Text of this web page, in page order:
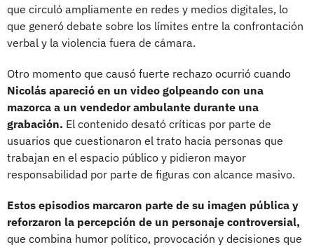
que circuló ampliamente en redes y medios digitales, lo
que generó debate sobre los límites entre la confrontación
verbal y la violencia fuera de cámara.
Otro momento que causó fuerte rechazo ocurrió cuando
Nicolás apareció en un video golpeando con una
mazorca a un vendedor ambulante durante una
grabación. El contenido desató críticas por parte de
usuarios que cuestionaron el trato hacia personas que
trabajan en el espacio público y pidieron mayor
responsabilidad por parte de figuras con alcance masivo.
Estos episodios marcaron parte de su imagen pública y
reforzaron la percepción de un personaje controversial,
que combina humor político, provocación y decisiones que